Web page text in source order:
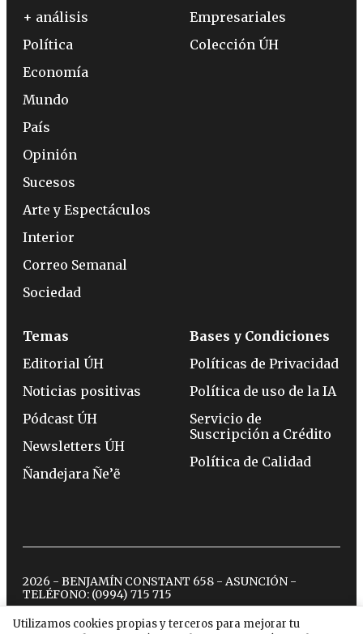
Utilizamos cookies propias y terceros para mejorar tu
+ análisis
Política
Economía
Mundo
País
Opinión
Sucesos
Arte y Espectáculos
Interior
Correo Semanal
Sociedad
Empresariales
Colección ÚH
Temas
Editorial ÚH
Noticias positivas
Pódcast ÚH
Newsletters ÚH
Ñandejara Ñe’ẽ
Bases y Condiciones
Políticas de Privacidad
Política de uso de la IA
Servicio de
Suscripción a Crédito
Política de Calidad
2026 - BENJAMÍN CONSTANT 658 - ASUNCIÓN -
TELÉFONO: (0994) 715 715